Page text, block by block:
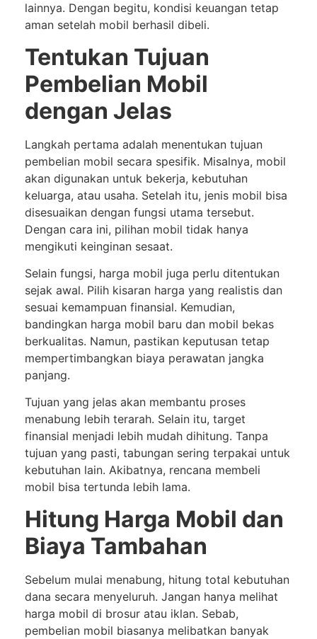
lainnya. Dengan begitu, kondisi keuangan tetap
aman setelah mobil berhasil dibeli.
Tentukan Tujuan
Pembelian Mobil
dengan Jelas
Langkah pertama adalah menentukan tujuan
pembelian mobil secara spesifik. Misalnya, mobil
akan digunakan untuk bekerja, kebutuhan
keluarga, atau usaha. Setelah itu, jenis mobil bisa
disesuaikan dengan fungsi utama tersebut.
Dengan cara ini, pilihan mobil tidak hanya
mengikuti keinginan sesaat.
Selain fungsi, harga mobil juga perlu ditentukan
sejak awal. Pilih kisaran harga yang realistis dan
sesuai kemampuan finansial. Kemudian,
bandingkan harga mobil baru dan mobil bekas
berkualitas. Namun, pastikan keputusan tetap
mempertimbangkan biaya perawatan jangka
panjang.
Tujuan yang jelas akan membantu proses
menabung lebih terarah. Selain itu, target
finansial menjadi lebih mudah dihitung. Tanpa
tujuan yang pasti, tabungan sering terpakai untuk
kebutuhan lain. Akibatnya, rencana membeli
mobil bisa tertunda lebih lama.
Hitung Harga Mobil dan
Biaya Tambahan
Sebelum mulai menabung, hitung total kebutuhan
dana secara menyeluruh. Jangan hanya melihat
harga mobil di brosur atau iklan. Sebab,
pembelian mobil biasanya melibatkan banyak